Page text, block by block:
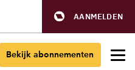
AANMELDEN
Bekijk abonnementen